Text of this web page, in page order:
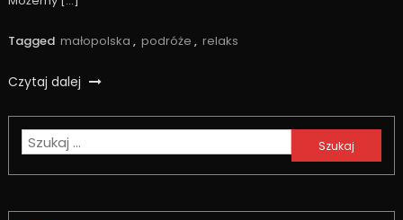
Tagged małopolska , podróże , relaks
Czytaj dalej
Szukaj: